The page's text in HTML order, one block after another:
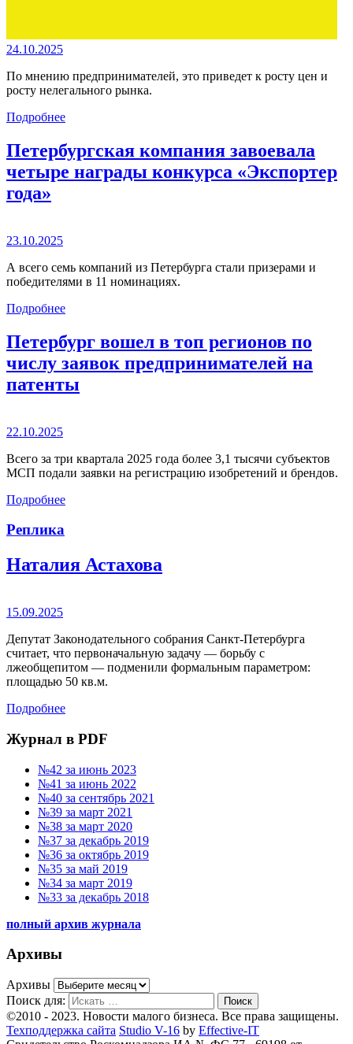
24.10.2025
По мнению предпринимателей, это приведет к росту цен и
росту нелегального рынка.
Подробнее
Петербургская компания завоевала
четыре награды конкурса «Экспортер
года»
23.10.2025
А всего семь компаний из Петербурга стали призерами и
победителями в 11 номинациях.
Подробнее
Петербург вошел в топ регионов по
числу заявок предпринимателей на
патенты
22.10.2025
Всего за три квартала 2025 года более 3,1 тысячи субъектов
МСП подали заявки на регистрацию изобретений и брендов.
Подробнее
Реплика
Наталия Астахова
15.09.2025
Депутат Законодательного собрания Санкт-Петербурга
считает, что первоначальную задачу — борьбу с
лжеобщепитом — подменили формальным параметром:
площадью 50 кв.м.
Подробнее
Журнал в PDF
№42 за июнь 2023
№41 за июнь 2022
№40 за сентябрь 2021
№39 за март 2021
№38 за март 2020
№37 за декабрь 2019
№36 за октябрь 2019
№35 за май 2019
№34 за март 2019
№33 за декабрь 2018
полный архив журнала
Архивы
Архивы
Поиск для:
Поиск
©2010 - 2023. Новости малого бизнеса. Все права защищены.
Техподдержка сайта Studio V-16 by Effective-IT